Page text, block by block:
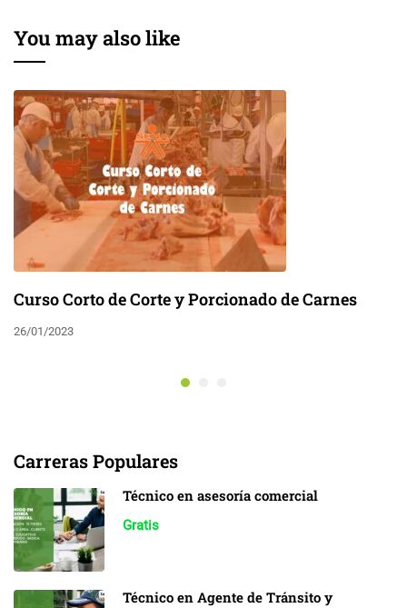
You may also like
Curso Corto de Corte y Porcionado de Carnes
26/01/2023
Carreras Populares
Técnico en asesoría comercial
Gratis
Técnico en Agente de Tránsito y